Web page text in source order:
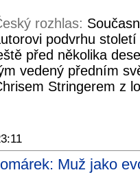
rozhlas:
podvrhu
před několika
vedený předním
Stringerem z
Muž jako